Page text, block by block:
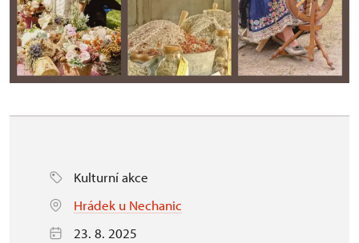
Kulturní akce
Hrádek u Nechanic
23. 8. 2025